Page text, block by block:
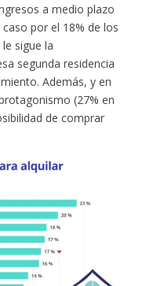
a medio plazo
por el 18% de los
sigue la
segunda residencia
Además, y en
(27% en
de comprar